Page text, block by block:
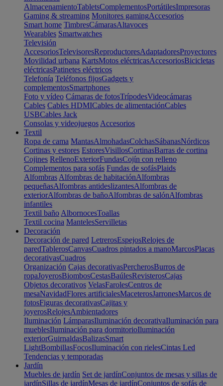
AlmacenamientoTabletsComplementosPortátilesImpresoras
Gaming & streaming Monitores gamingAccesorios
Smart home TimbresCámarasAltavoces
Wearables Smartwatches
Televisión
AccesoriosTelevisoresReproductoresAdaptadoresProyectores
Movilidad urbana KartsMotos eléctricasAccesoriosBicicletas
eléctricasPatinetes eléctricos
Telefonía Teléfonos fijosGadgets y
complementosSmartphones
Foto y vídeo Cámaras de fotosTrípodesVideocámaras
Cables Cables HDMICables de alimentaciónCables
USBCables Jack
Consolas y videojuegos Accesorios
Textil
Ropa de cama MantasAlmohadasColchasSábanasNórdicos
Cortinas y estores EstoresVisillosCortinasBarras de cortina
Cojines RellenoExteriorFundasCojín con relleno
Complementos para sofás Fundas de sofásPlaids
Alfombras Alfombras de habitaciónAlfombras
pequeñasAlfombras antideslizantesAlfombras de
exteriorAlfombras de bañoAlfombras de salónAlfombras
infantiles
Textil baño AlbornocesToallas
Textil cocina MantelesServilletas
Decoración
Decoración de pared LetrerosEspejosRelojes de
paredTablerosCanvasCuadros pintados a manoMarcosPlacas
decorativasCuadros
Organización Cajas decorativasPercherosBurros de
ropaJoyerosBiombosCestasBaúlesRevisterosCajas
Objetos decorativos VelasFarolesCentros de
mesaNavidadFlores artificialesMaceterosJarronesMarcos de
fotosFiguras decorativasCajitas y
joyerosRelojesAmbientadores
Iluminación LámparasIluminación decorativaIluminación para
mueblesIluminación para dormitorioIluminación
exteriorGuirnaldasBalizasSmart
LightBombillasFocosIluminación con rielesCintas Led
Tendencias y temporadas
Jardín
Muebles de jardín Set de jardínConjuntos de mesas y sillas de
jardínSillas de jardínMesas de jardínConjuntos de sofás de